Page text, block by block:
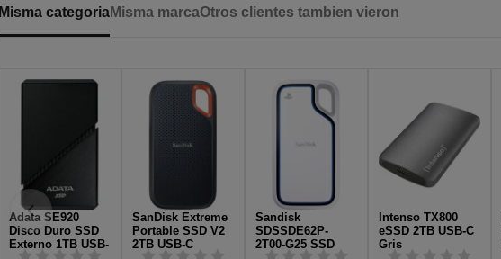
Misma categoriaMisma marcaOtros clientes tambien vieron
Adata SE920
Disco Duro SSD
Externo 1TB USB-
SanDisk Extreme
Portable SSD V2
2TB USB-C
Sandisk
SDSSDE62P-
2T00-G25 SSD
Intenso TX800
eSSD 2TB USB-C
Gris